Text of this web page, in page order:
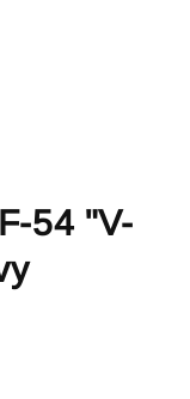
54 "V-